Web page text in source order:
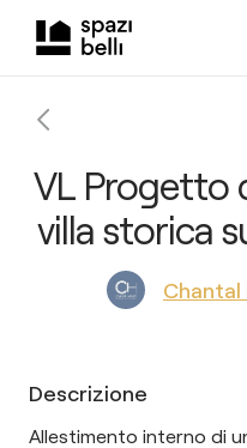
VL Progetto
villa storica
Descrizione
Allestimento interno di